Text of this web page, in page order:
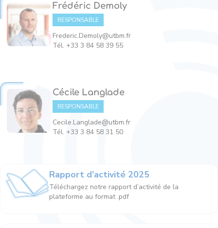
Frédéric Demoly
RESPONSABLE
Frederic.Demoly@utbm.fr
Tél. +33 3 84 58 39 55
Cécile Langlade
RESPONSABLE
Cecile.Langlade@utbm.fr
Tél. +33 3 84 58 31 50
Rapport d’activité 2025
Téléchargez notre rapport d’activité de la
plateforme au format .pdf